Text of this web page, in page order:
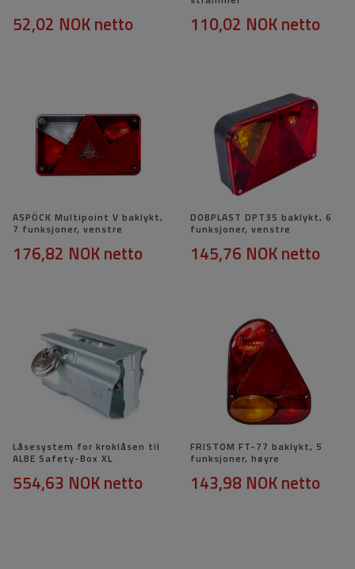
52,02 NOKnetto 110,02 NOKnetto
ASPÖCK Multipoint V baklykt,
7 funksjoner, venstre
176,82 NOKnetto
DOBPLAST DPT35 baklykt, 6
funksjoner, venstre
145,76 NOKnetto
Låsesystem for kroklåsen til
ALBE Safety-Box XL
554,63 NOKnetto
FRISTOM FT-77 baklykt, 5
funksjoner, høyre
143,98 NOKnetto